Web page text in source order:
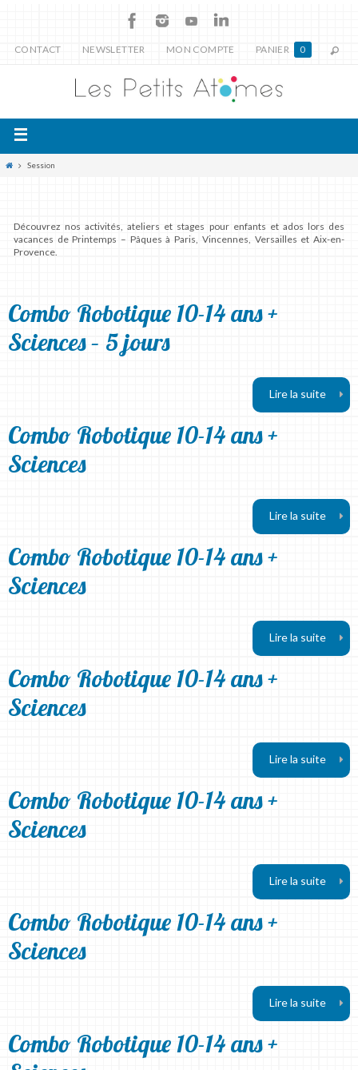
CONTACT NEWSLETTER MON COMPTE PANIER 0
Session
Découvrez nos activités, ateliers et stages pour enfants et ados lors des
vacances de Printemps – Pâques à Paris, Vincennes, Versailles et Aix-en-
Provence.
Combo Robotique 10-14 ans +
Sciences – 5 jours
Lire la suite
Combo Robotique 10-14 ans +
Sciences
Lire la suite
Combo Robotique 10-14 ans +
Sciences
Lire la suite
Combo Robotique 10-14 ans +
Sciences
Lire la suite
Combo Robotique 10-14 ans +
Sciences
Lire la suite
Combo Robotique 10-14 ans +
Sciences
Lire la suite
Combo Robotique 10-14 ans +